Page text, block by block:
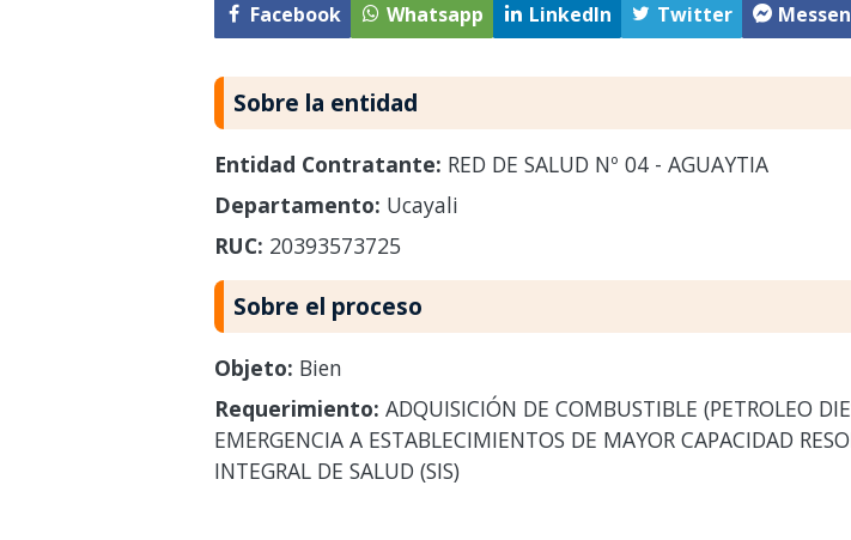
Facebook Whatsapp LinkedIn Twitter
Sobre la entidad
Entidad Contratante: RED DE SALUD Nº 04 - AGUAYTIA
Departamento: Ucayali
RUC: 20393573725
Sobre el proceso
Objeto: Bien
Requerimiento: ADQUISICIÓN DE COMBUSTIBLE (PETROLEO
EMERGENCIA A ESTABLECIMIENTOS DE MAYOR CAPACIDAD
INTEGRAL DE SALUD (SIS)